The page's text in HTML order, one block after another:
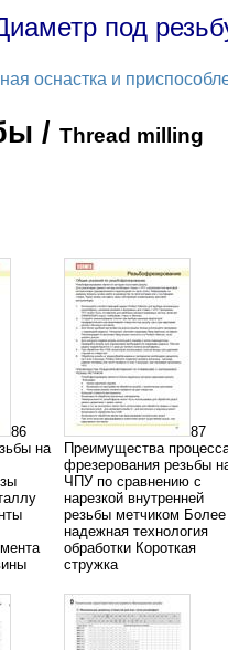
под
оснастка и
/ Thread milling
86
на
87
Преимущества
фрезерования резьбы
ЧПУ по сравнению с
нарезкой внутренней
резьбы метчиком Более
надежная технология
обработки Короткая
стружка